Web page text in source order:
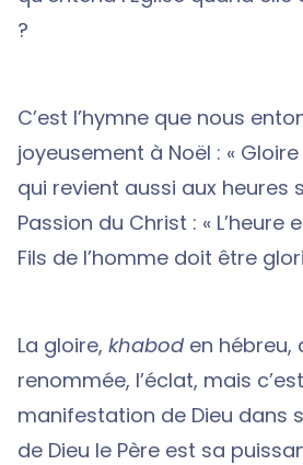
?
C’est l’hymne que nous
joyeusement à Noël : «
qui revient aussi aux heures
Passion du Christ : « L’heure
Fils de l’homme doit être
La gloire, khabod en hébreu,
renommée, l’éclat, mais
manifestation de Dieu dans
de Dieu le Père est sa